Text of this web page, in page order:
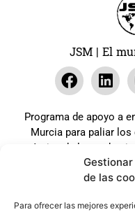
de las
Para ofrecer las mejores
JSM | El
Programa de apoyo a
Murcia para paliar
económica de la
coste cero
Expediente: